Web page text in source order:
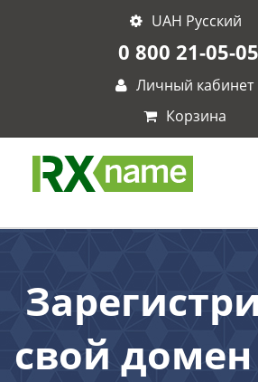
UAH Русский
0 800 21-05-05
Личный кабинет
Корзина
свой домен